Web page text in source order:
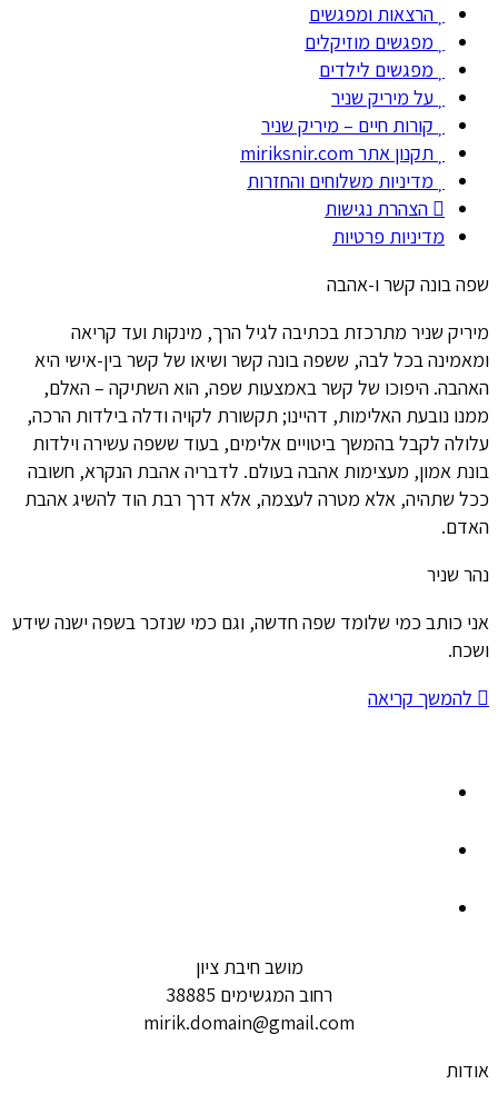
הרצאות ומפגשים
מפגשים מוזיקלים
מפגשים לילדים
על מיריק שניר
קורות חיים – מיריק שניר
תקנון אתר miriksnir.com
מדיניות משלוחים והחזרות
הצהרת נגישות
מדיניות פרטיות
שפה בונה קשר ו-אהבה
מיריק שניר מתרכזת בכתיבה לגיל הרך, מינקות ועד קריאה
ומאמינה בכל לבה, ששפה בונה קשר ושיאו של קשר בין-אישי היא
האהבה. היפוכו של קשר באמצעות שפה, הוא השתיקה – האלם,
ממנו נובעת האלימות, דהיינו; תקשורת לקויה ודלה בילדות הרכה,
עלולה לקבל בהמשך ביטויים אלימים, בעוד ששפה עשירה וילדות
בונת אמון, מעצימות אהבה בעולם. לדבריה אהבת הנקרא, חשובה
ככל שתהיה, אלא מטרה לעצמה, אלא דרך רבת הוד להשיג אהבת
האדם.
נהר שניר
אני כותב כמי שלומד שפה חדשה, וגם כמי שנזכר בשפה ישנה שידע
ושכח.
להמשך קריאה
מושב חיבת ציון
רחוב המגשימים 38885
mirik.domain@gmail.com
אודות